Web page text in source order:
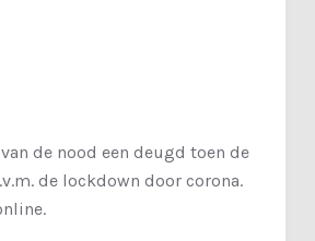
de nood een deugd toen de
de lockdown door corona.